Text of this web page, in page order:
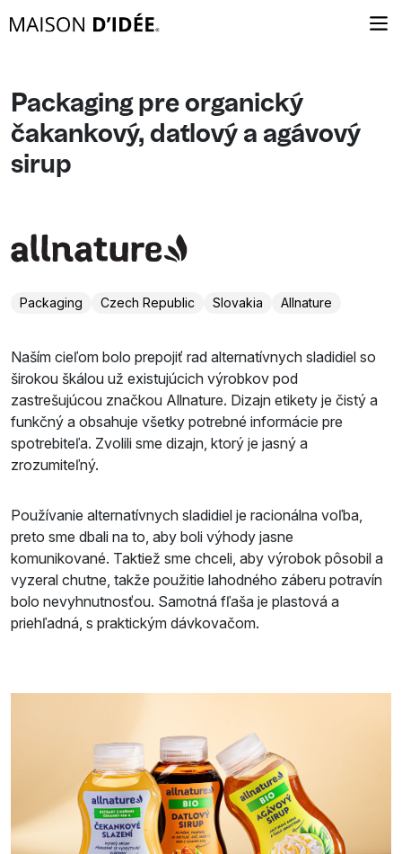
Packaging pre organický
čakankový, datlový a agávový
sirup
Packaging Czech Republic Slovakia Allnature
Naším cieľom bolo prepojiť rad alternatívnych sladidiel so
širokou škálou už existujúcich výrobkov pod
zastrešujúcou značkou Allnature. Dizajn etikety je čistý a
funkčný a obsahuje všetky potrebné informácie pre
spotrebiteľa. Zvolili sme dizajn, ktorý je jasný a
zrozumiteľný.
Používanie alternatívnych sladidiel je racionálna voľba,
preto sme dbali na to, aby boli výhody jasne
komunikované. Taktiež sme chceli, aby výrobok pôsobil a
vyzeral chutne, takže použitie lahodného záberu potravín
bolo nevyhnutnosťou. Samotná fľaša je plastová a
priehľadná, s praktickým dávkovačom.